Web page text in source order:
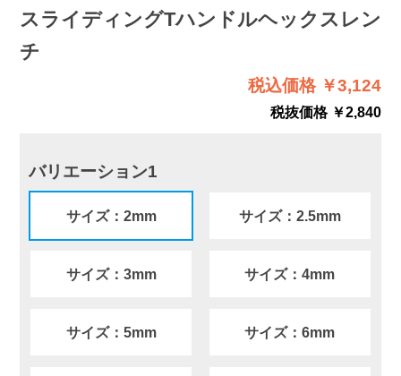
スライディングTハンドルヘックスレン
チ
税込価格 ￥3,124
税抜価格 ￥2,840
バリエーション1
サイズ：2mm サイズ：2.5mm
サイズ：3mm サイズ：4mm
サイズ：5mm サイズ：6mm